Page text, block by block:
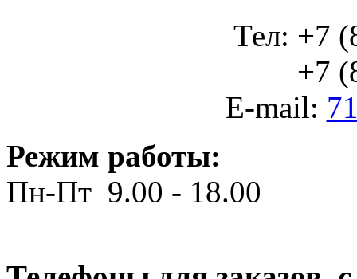
Тел: +7
+7
E-mail:
Режим работы:
Пн-Пт 9.00 - 18.00